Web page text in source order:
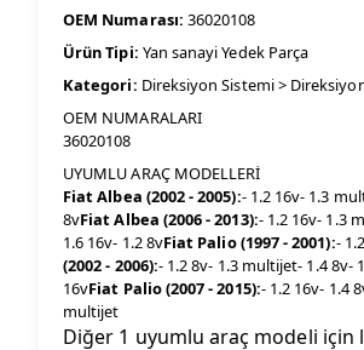
OEM Numarası: 36020108
Ürün Tipi: Yan sanayi Yedek Parça
Kategori: Direksiyon Sistemi >
OEM NUMARALARI
36020108
UYUMLU ARAÇ MODELLERİ
Fiat Albea (2002 - 2005):- 1.2 16v- 1.3
8vFiat Albea (2006 - 2013):- 1.2 16v- 1.3
1.6 16v- 1.2 8vFiat Palio (1997 - 2001):-
(2002 - 2006):- 1.2 8v- 1.3 multijet- 1.4 8v-
16vFiat Palio (2007 - 2015):- 1.2 16v- 1.4
multijet
Diğer 1 uyumlu araç modeli için